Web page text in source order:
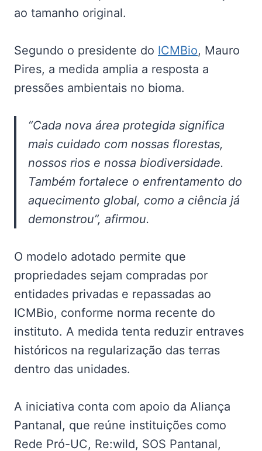
ao tamanho original.
Segundo o presidente do ICMBio, Mauro
Pires, a medida amplia a resposta a
pressões ambientais no bioma.
“Cada nova área protegida significa
mais cuidado com nossas florestas,
nossos rios e nossa biodiversidade.
Também fortalece o enfrentamento do
aquecimento global, como a ciência já
demonstrou”, afirmou.
O modelo adotado permite que
propriedades sejam compradas por
entidades privadas e repassadas ao
ICMBio, conforme norma recente do
instituto. A medida tenta reduzir entraves
históricos na regularização das terras
dentro das unidades.
A iniciativa conta com apoio da Aliança
Pantanal, que reúne instituições como
Rede Pró-UC, Re:wild, SOS Pantanal,